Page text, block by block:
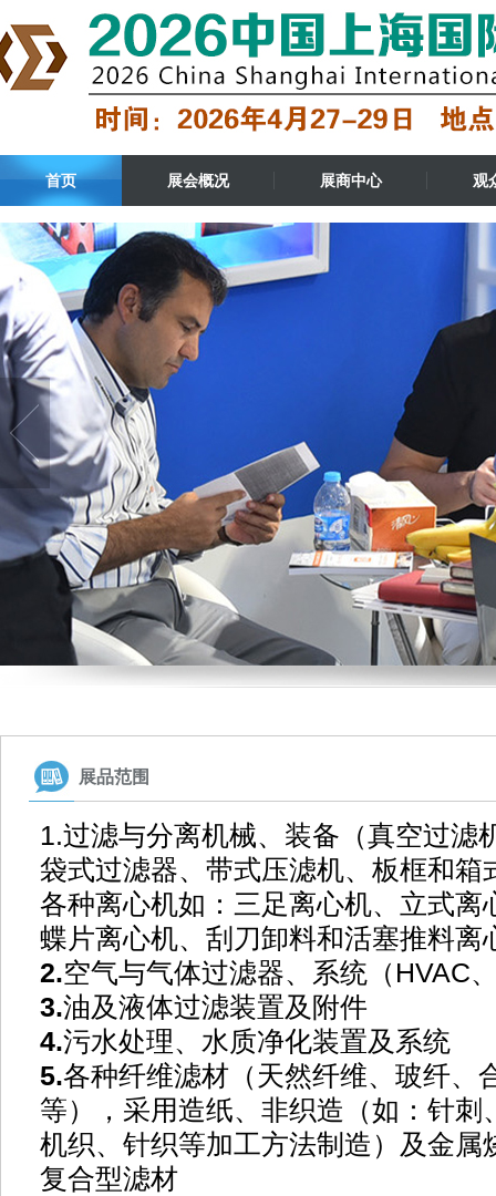
首页 展会概况 展商中心 观
展品范围
1.过滤与分离机械、装备（真空过滤
袋式过滤器、带式压滤机、板框和
各种离心机如：三足离心机、立式
蝶片离心机、刮刀卸料和活塞推料离
2.空气与气体过滤器、系统（ HVAC
3.油及液体过滤装置及附件
4.污水处理、水质净化装置及系统
5.各种纤维滤材（天然纤维、玻纤、
等），采用造纸、非织造（如：针
机织、针织等加工方法制造）及金
复合型滤材